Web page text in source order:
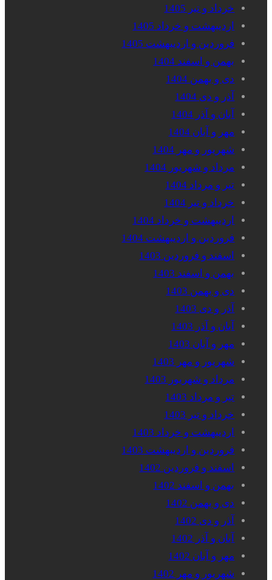
خرداد و تیر 1405
اردیبهشت و خرداد 1405
فروردین و اردیبهشت 1405
بهمن و اسفند 1404
دی و بهمن 1404
آذر و دی 1404
آبان و آذر 1404
مهر و آبان 1404
شهریور و مهر 1404
مرداد و شهریور 1404
تیر و مرداد 1404
خرداد و تیر 1404
اردیبهشت و خرداد 1404
فروردین و اردیبهشت 1404
اسفند و فروردین 1403
بهمن و اسفند 1403
دی و بهمن 1403
آذر و دی 1403
آبان و آذر 1403
مهر و آبان 1403
شهریور و مهر 1403
مرداد و شهریور 1403
تیر و مرداد 1403
خرداد و تیر 1403
اردیبهشت و خرداد 1403
فروردین و اردیبهشت 1403
اسفند و فروردین 1402
بهمن و اسفند 1402
دی و بهمن 1402
آذر و دی 1402
آبان و آذر 1402
مهر و آبان 1402
شهریور و مهر 1402